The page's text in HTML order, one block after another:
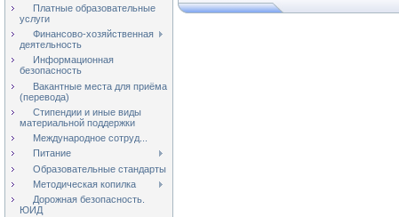
Платные образовательные
услуги
Финансово-хозяйственная
деятельность
Информационная
безопасность
Вакантные места для приёма
(перевода)
Стипендии и иные виды
материальной поддержки
Международное сотруд...
Питание
Образовательные стандарты
Методическая копилка
Дорожная безопасность.
ЮИД